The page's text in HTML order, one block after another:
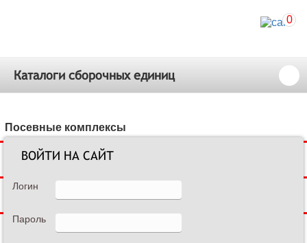
0
Каталоги сборочных единиц
Посевные комплексы
Сеялки зерновые
Сеялки пропашные
Культиваторы междурядные
ВОЙТИ НА САЙТ
Логин
Пароль